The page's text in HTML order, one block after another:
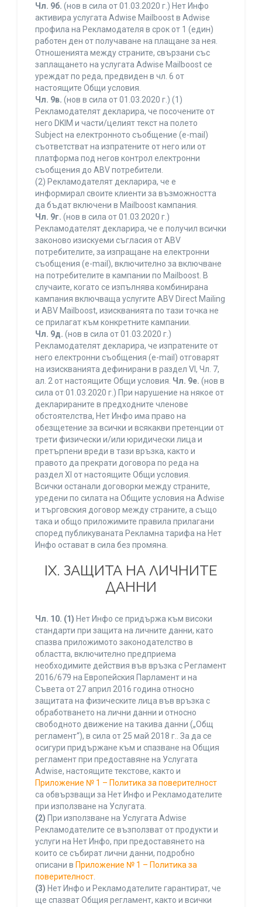
Чл. 9б. (нов в сила от 01.03.2020 г.) Нет Инфо
активира услугата Adwise Mailboost в Adwise
профила на Рекламодателя в срок от 1 (един)
работен ден от получаване на плащане за нея.
Отношенията между страните, свързани със
заплащането на услугата Adwise Mailboost се
уреждат по реда, предвиден в чл. 6 от
настоящите Общи условия.
Чл. 9в. (нов в сила от 01.03.2020 г.) (1)
Рекламодателят декларира, че посочените от
него DKIM и части/целият текст на полето
Subject на електронното съобщение (e-mail)
съответстват на изпратените от него или от
платформа под негов контрол електронни
съобщения до ABV потребители.
(2) Рекламодателят декларира, че е
информирал своите клиенти за възможността
да бъдат включени в Mailboost кампания.
Чл. 9г. (нов в сила от 01.03.2020 г.)
Рекламодателят декларира, че е получил всички
законово изискуеми съгласия от ABV
потребителите, за изпращане на електронни
съобщения (e-mail), включително за включване
на потребителите в кампании по Mailboost. В
случаите, когато се изпълнява комбинирана
кампания включваща услугите ABV Direct Mailing
и ABV Mailboost, изискванията по тази точка не
се прилагат към конкретните кампании.
Чл. 9д. (нов в сила от 01.03.2020 г.)
Рекламодателят декларира, че изпратените от
него електронни съобщения (e-mail) отговарят
на изискванията дефинирани в раздел VI, Чл. 7,
ал. 2 от настоящите Общи условия. Чл. 9е. (нов в
сила от 01.03.2020 г.) При нарушение на някое от
декларираните в предходните членове
обстоятелства, Нет Инфо има право на
обезщетение за всички и всякакви претенции от
трети физически и/или юридически лица и
претърпени вреди в тази връзка, както и
правото да прекрати договора по реда на
раздел XI от настоящите Общи условия.
Всички останали договорки между страните,
уредени по силата на Общите условия на Adwise
и търговския договор между страните, а също
така и общо приложимите правила прилагани
според публикуваната Рекламна тарифа на Нет
Инфо остават в сила без промяна.
IХ. ЗАЩИТА НА ЛИЧНИТЕ
ДАННИ
Чл. 10. (1) Нет Инфо се придържа към високи
стандарти при защита на личните данни, като
спазва приложимото законодателство в
областта, включително предприема
необходимите действия във връзка с Регламент
2016/679 на Европейския Парламент и на
Съвета от 27 април 2016 година относно
защитата на физическите лица във връзка с
обработването на лични данни и относно
свободното движение на такива данни („Общ
регламент“), в сила от 25 май 2018 г.. За да се
осигури придържане към и спазване на Общия
регламент при предоставяне на Услугата
Adwise, настоящите текстове, както и
Приложение № 1 – Политика за поверителност
са обвързващи за Нет Инфо и Рекламодателите
при използване на Услугата.
(2) При използване на Услугата Adwise
Рекламодателите се възползват от продукти и
услуги на Нет Инфо, при предоставянето на
които се събират лични данни, подробно
описани в Приложение № 1 – Политика за
поверителност.
(3) Нет Инфо и Рекламодателите гарантират, че
ще спазват Общия регламент, както и всички